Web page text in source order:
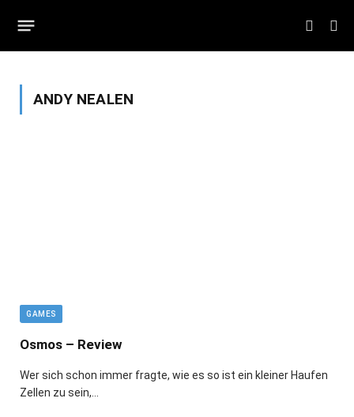
ANDY NEALEN
GAMES
Osmos – Review
Wer sich schon immer fragte, wie es so ist ein kleiner Haufen
Zellen zu sein,…